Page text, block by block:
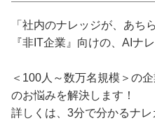
「社内のナレッジが、あち
『非IT企業』向けの、AIナ
＜100人～数万名規模＞の
のお悩みを解決します！
詳しくは、3分で分かるナ